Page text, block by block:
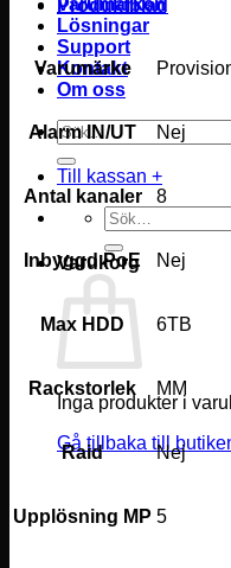
Varumärken
Lösningar
Support
Kontakt
Om oss
Sök
efter:
Till kassan +
Sök
efter:
Varukorg
Inga produkter i
Gå tillbaka till
Produktblad
Varumärke
Alarm IN/UT Nej
Antal kanaler 8
Inbyggd PoE Nej
Max HDD 6TB
Rackstorlek MM
Raid Nej
Upplösning MP 5